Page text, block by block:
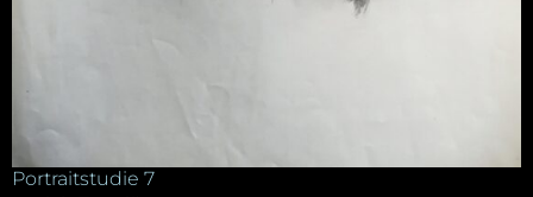
Portraitstudie 7